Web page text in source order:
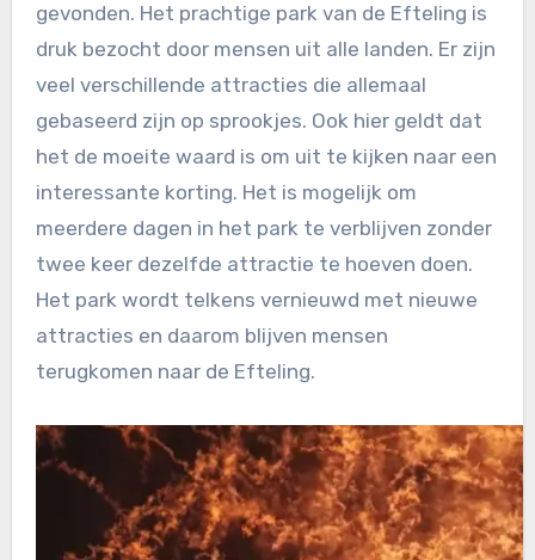
gevonden. Het prachtige park van de Efteling is
druk bezocht door mensen uit alle landen. Er zijn
veel verschillende attracties die allemaal
gebaseerd zijn op sprookjes. Ook hier geldt dat
het de moeite waard is om uit te kijken naar een
interessante korting. Het is mogelijk om
meerdere dagen in het park te verblijven zonder
twee keer dezelfde attractie te hoeven doen.
Het park wordt telkens vernieuwd met nieuwe
attracties en daarom blijven mensen
terugkomen naar de Efteling.